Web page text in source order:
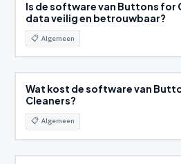
Is de software van Buttons for
data veilig en betrouwbaar?
📋 Algemeen
Wat kost de software van
Cleaners?
📋 Algemeen